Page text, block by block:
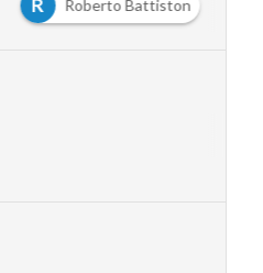
R Roberto Battiston